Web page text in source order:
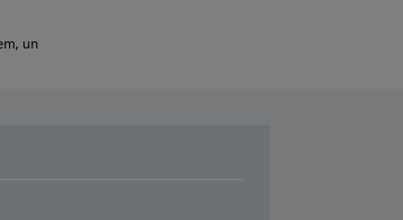
un